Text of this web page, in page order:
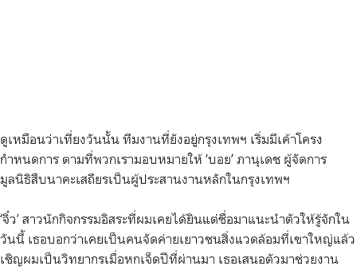
ดูเหมือนว่าเที่ยงวันนั้น ทีมงานที่ยังอยู่กรุงเทพฯ เริ่มมีเค้าโครง
กำหนดการ ตามที่พวกเรามอบหมายให้ ‘บอย’ ภานุเดช ผู้จัดการ
มูลนิธิสืบนาคะเสถียรเป็นผู้ประสานงานหลักในกรุงเทพฯ
‘จิ๋ว’ สาวนักกิจกรรมอิสระที่ผมเคยได้ยินแต่ชื่อมาแนะนำตัวให้รู้จักใน
วันนี้ เธอบอกว่าเคยเป็นคนจัดค่ายเยาวชนสิ่งแวดล้อมที่เขาใหญ่แล้ว
เชิญผมเป็นวิทยากรเมื่อหกเจ็ดปีที่ผ่านมา เธอเสนอตัวมาช่วยงาน